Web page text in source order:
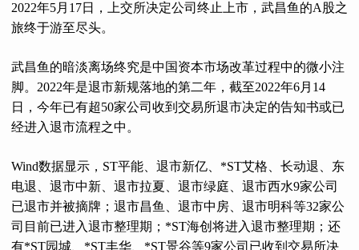
2022年5月17日，上交所决定公司终止上市，武昌鱼的A股之
旅终于游至尽头。
武昌鱼的暗淡离场终究是中国资本市场改革过程中的微小注
脚。2022年是退市新规落地的第二年，截至2022年6月14
日，今年已有超50家公司收到交易所退市决定的告知书或已
经进入退市流程之中。
Wind数据显示，ST平能、退市新亿、*ST艾格、长动退、东
电退、退市中新、退市拉夏、退市绿庭、退市西水9家公司
已退市并被摘牌；退市昌鱼、退市中房、退市明科等32家公
司目前已进入退市整理期；*ST海创将进入退市整理期；还
有*ST园城、*ST丰华、*ST景谷等9家公司已收到交易所决